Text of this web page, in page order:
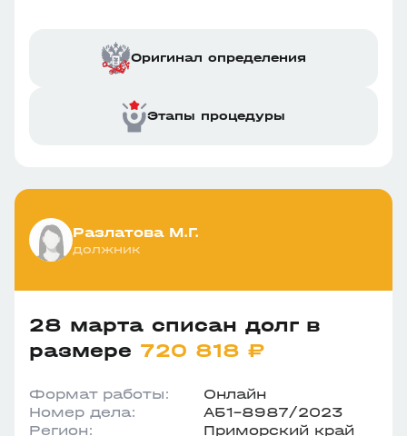
Оригинал определения
Этапы процедуры
Разлатова М.Г.
должник
28 марта списан долг в
размере 720 818 ₽
Формат работы:
Онлайн
Номер дела:
А51-8987/2023
Регион:
Приморский край